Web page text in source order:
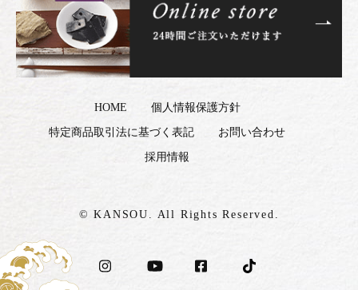
HOME 個人情報保護方針
特定商品取引法に基づく表記 お問い合わせ
採用情報
© KANSOU. All Rights Reserved.